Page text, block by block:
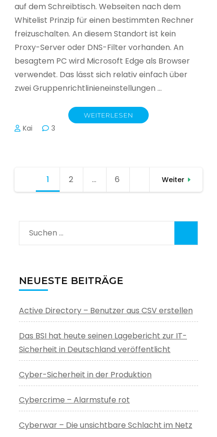
auf dem Schreibtisch. Webseiten nach dem
Whitelist Prinzip für einen bestimmten Rechner
freizuschalten. An diesem Standort ist kein
Proxy-Server oder DNS-Filter vorhanden. An
besagtem PC wird Microsoft Edge als Browser
verwendet. Das lässt sich relativ einfach über
zwei Gruppenrichtlinieneinstellungen …
WEITERLESEN
Kai 3
Seitennummerierung
1 Seite
2 … Seite
6 Weiter
Suchen
nach:
NEUESTE BEITRÄGE
Active Directory – Benutzer aus CSV erstellen
Das BSI hat heute seinen Lagebericht zur IT-
Sicherheit in Deutschland veröffentlicht
Cyber-Sicherheit in der Produktion
Cybercrime – Alarmstufe rot
Cyberwar – Die unsichtbare Schlacht im Netz